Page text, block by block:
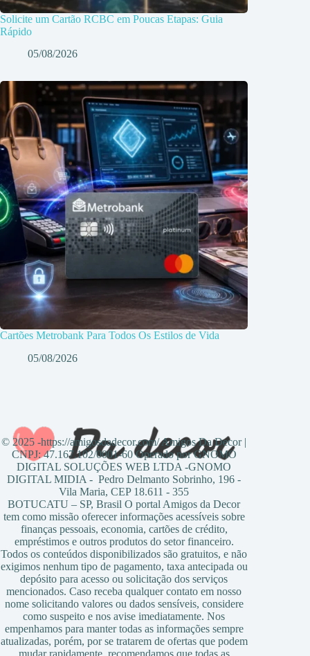
Solicite um Cartão RCBC em Poucas Etapas: Guia
Rápido
05/08/2026
Cartões Metrobank Para Todos Os Estilos de Vida
05/08/2026
© 2025 -https://amigosdadecor.com/ Amigos Da Decor |
CNPJ: 47.167.102/0001-60 Operado por GNOMO
DIGITAL SOLUÇÕES WEB LTDA -GNOMO
DIGITAL MIDIA - Pedro Delmanto Sobrinho, 196 -
Vila Maria, CEP 18.611 - 355
BOTUCATU – SP, Brasil O portal Amigos da Decor
tem como missão oferecer informações acessíveis sobre
finanças pessoais, economia, cartões de crédito,
empréstimos e outros produtos do setor financeiro.
Todos os conteúdos disponibilizados são gratuitos, e não
exigimos nenhum tipo de pagamento, taxa antecipada ou
depósito para acesso ou solicitação dos serviços
mencionados. Caso receba qualquer contato em nosso
nome solicitando valores ou dados sensíveis, considere
como suspeito e nos avise imediatamente. Nos
empenhamos para manter todas as informações sempre
atualizadas, porém, por se tratarem de ofertas que podem
mudar rapidamente, recomendamos que todas as